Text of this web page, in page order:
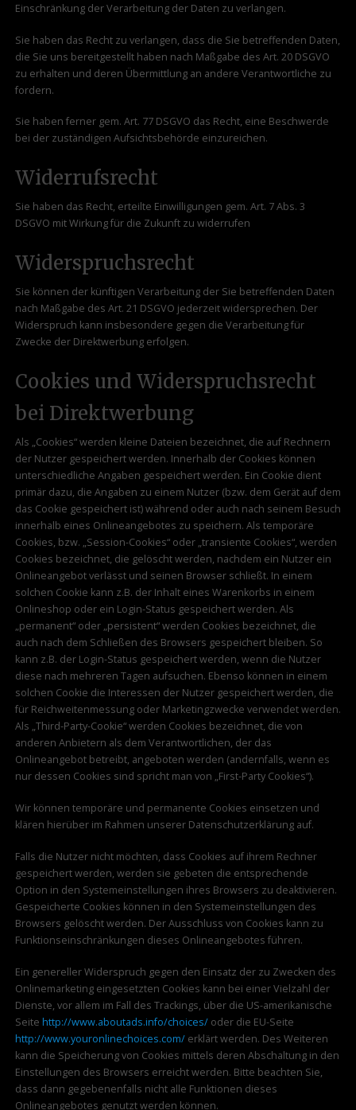
Einschränkung der Verarbeitung der Daten zu verlangen.
Sie haben das Recht zu verlangen, dass die Sie betreffenden Daten,
die Sie uns bereitgestellt haben nach Maßgabe des Art. 20 DSGVO
zu erhalten und deren Übermittlung an andere Verantwortliche zu
fordern.
Sie haben ferner gem. Art. 77 DSGVO das Recht, eine Beschwerde
bei der zuständigen Aufsichtsbehörde einzureichen.
Widerrufsrecht
Sie haben das Recht, erteilte Einwilligungen gem. Art. 7 Abs. 3
DSGVO mit Wirkung für die Zukunft zu widerrufen
Widerspruchsrecht
Sie können der künftigen Verarbeitung der Sie betreffenden Daten
nach Maßgabe des Art. 21 DSGVO jederzeit widersprechen. Der
Widerspruch kann insbesondere gegen die Verarbeitung für
Zwecke der Direktwerbung erfolgen.
Cookies und Widerspruchsrecht
bei Direktwerbung
Als „Cookies“ werden kleine Dateien bezeichnet, die auf Rechnern
der Nutzer gespeichert werden. Innerhalb der Cookies können
unterschiedliche Angaben gespeichert werden. Ein Cookie dient
primär dazu, die Angaben zu einem Nutzer (bzw. dem Gerät auf dem
das Cookie gespeichert ist) während oder auch nach seinem Besuch
innerhalb eines Onlineangebotes zu speichern. Als temporäre
Cookies, bzw. „Session-Cookies“ oder „transiente Cookies“, werden
Cookies bezeichnet, die gelöscht werden, nachdem ein Nutzer ein
Onlineangebot verlässt und seinen Browser schließt. In einem
solchen Cookie kann z.B. der Inhalt eines Warenkorbs in einem
Onlineshop oder ein Login-Status gespeichert werden. Als
„permanent“ oder „persistent“ werden Cookies bezeichnet, die
auch nach dem Schließen des Browsers gespeichert bleiben. So
kann z.B. der Login-Status gespeichert werden, wenn die Nutzer
diese nach mehreren Tagen aufsuchen. Ebenso können in einem
solchen Cookie die Interessen der Nutzer gespeichert werden, die
für Reichweitenmessung oder Marketingzwecke verwendet werden.
Als „Third-Party-Cookie“ werden Cookies bezeichnet, die von
anderen Anbietern als dem Verantwortlichen, der das
Onlineangebot betreibt, angeboten werden (andernfalls, wenn es
nur dessen Cookies sind spricht man von „First-Party Cookies“).
Wir können temporäre und permanente Cookies einsetzen und
klären hierüber im Rahmen unserer Datenschutzerklärung auf.
Falls die Nutzer nicht möchten, dass Cookies auf ihrem Rechner
gespeichert werden, werden sie gebeten die entsprechende
Option in den Systemeinstellungen ihres Browsers zu deaktivieren.
Gespeicherte Cookies können in den Systemeinstellungen des
Browsers gelöscht werden. Der Ausschluss von Cookies kann zu
Funktionseinschränkungen dieses Onlineangebotes führen.
Ein genereller Widerspruch gegen den Einsatz der zu Zwecken des
Onlinemarketing eingesetzten Cookies kann bei einer Vielzahl der
Dienste, vor allem im Fall des Trackings, über die US-amerikanische
Seite http://www.aboutads.info/choices/oder die EU-Seite
http://www.youronlinechoices.com/erklärt werden. Des Weiteren
kann die Speicherung von Cookies mittels deren Abschaltung in den
Einstellungen des Browsers erreicht werden. Bitte beachten Sie,
dass dann gegebenenfalls nicht alle Funktionen dieses
Onlineangebotes genutzt werden können.